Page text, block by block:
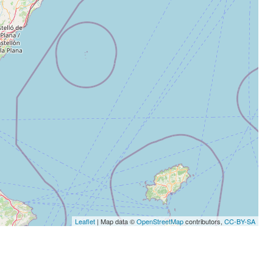
Leaflet | Map data ©OpenStreetMapcontributors, CC-BY-SA